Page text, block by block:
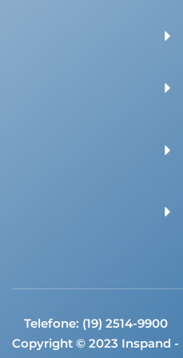
Telefone: (19) 2514-9900
Copyright © 2023 Inspand -